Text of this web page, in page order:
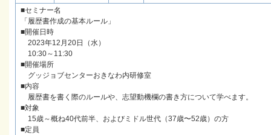
■セミナー名
「履歴書作成の基本ルール」
■開催日時
2023年12月20日（水）
10:30～11:30
■開催場所
グッジョブセンターおきなわ内研修室
■内容
履歴書を書く際のルールや、志望動機欄の書き方について学べます。
■対象
15歳～概ね40代前半、およびミドル世代（37歳〜52歳）の方
■定員